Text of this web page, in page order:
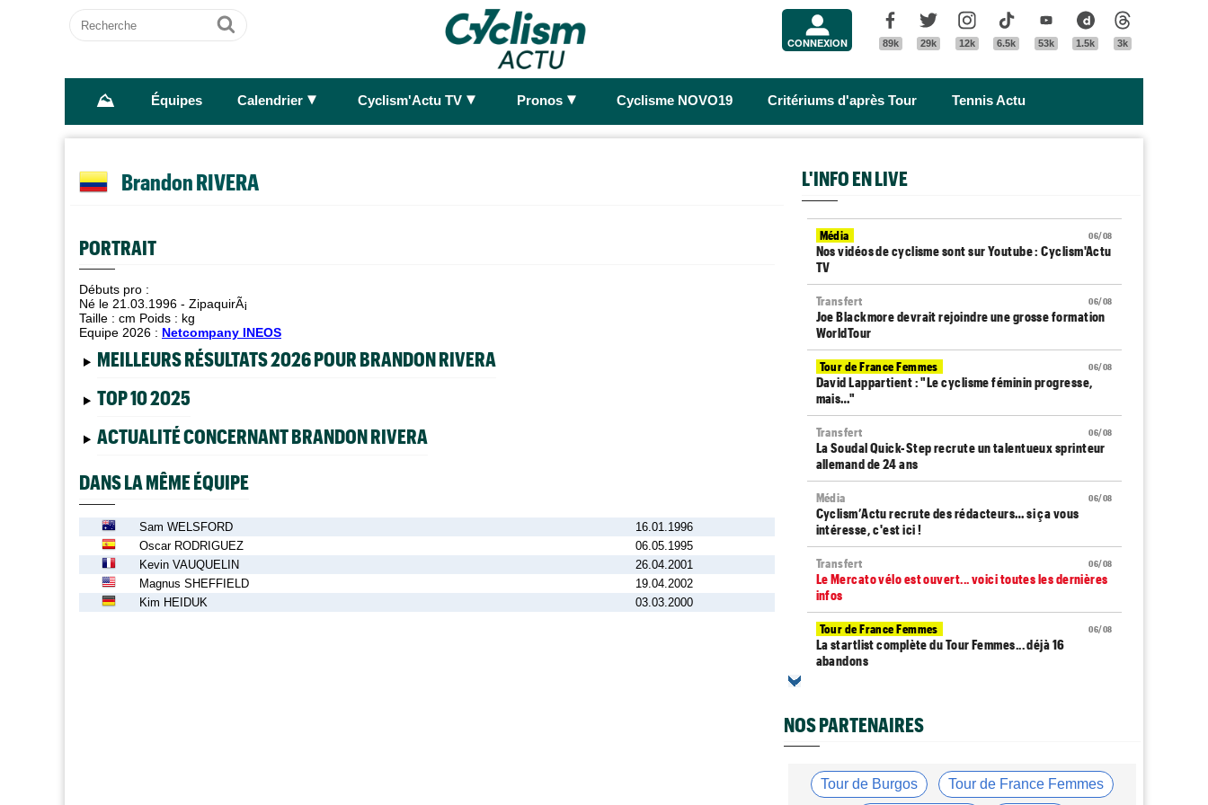
Recherche
Ok CONNEXION
Facebook
89k
Twitter
29k
Instagram
12k
Tik Tok
6.5k
Youtube
53k
Dailymotion
1.5k 3k
⛰ Équipes Calendrier ► Cyclism'Actu TV ► Pronos ► Cyclisme NOVO19 Critériums d'après Tour Tennis Actu
Brandon RIVERA
PORTRAIT
Débuts pro :
Né le 21.03.1996 - ZipaquirÃ¡
Taille : cm Poids : kg
Equipe 2026 : Netcompany INEOS
MEILLEURS RÉSULTATS 2026 POUR BRANDON RIVERA
TOP 10 2025
ACTUALITÉ CONCERNANT BRANDON RIVERA
DANS LA MÊME ÉQUIPE
Sam WELSFORD
16.01.1996
Oscar RODRIGUEZ
06.05.1995
Kevin VAUQUELIN
26.04.2001
Magnus SHEFFIELD
19.04.2002
Kim HEIDUK
03.03.2000
L'INFO EN LIVE
06/08
Média
Nos vidéos de cyclisme sont sur Youtube : Cyclism'Actu
TV
06/08
Transfert
Joe Blackmore devrait rejoindre une grosse formation
WorldTour
06/08
Tour de France Femmes
David Lappartient : "Le cyclisme féminin progresse,
mais…"
06/08
Transfert
La Soudal Quick-Step recrute un talentueux sprinteur
allemand de 24 ans
06/08
Média
Cyclism’Actu recrute des rédacteurs… si ça vous
intéresse, c'est ici !
06/08
Transfert
Le Mercato vélo est ouvert... voici toutes les dernières
infos
06/08
Tour de France Femmes
La startlist complète du Tour Femmes... déjà 16
abandons
profil…
La surprise Francisco Campos remporte la 1ère étape
NOS PARTENAIRES
Tour de Burgos Tour de France Femmes